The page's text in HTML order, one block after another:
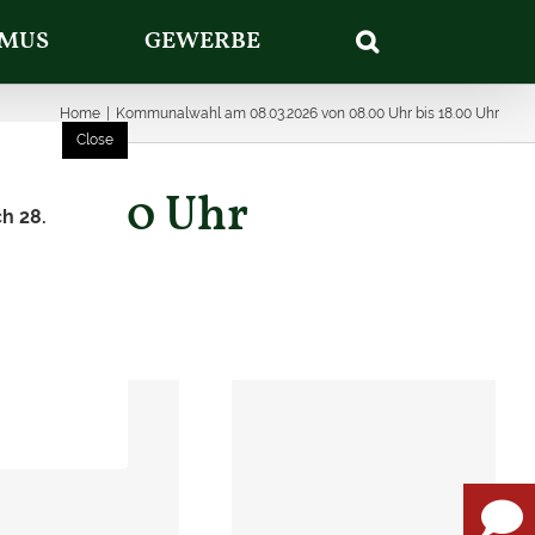
GEWERBE
Home Kommunalwahl am 08.03.2026 von 08.00 Uhr bis 18.00 Uhr
18.00 Uhr
28.